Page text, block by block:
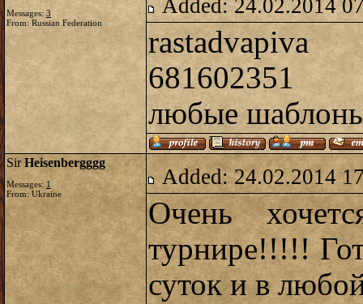
Messages: 3
From: Russian Federation
Added: 24.02.2014
rastadvapiva
681602351
любые
SirHeisenbergggg
Messages:1
From: Ukraine
Added: 24.02.2014
Очень
турнире!!!!!
суток и в